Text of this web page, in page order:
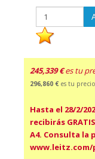
245,339 € es tu
296,860 € es tu
Hasta el 28/2/
recibirás
A4. Consulta la
www.leitz.com/